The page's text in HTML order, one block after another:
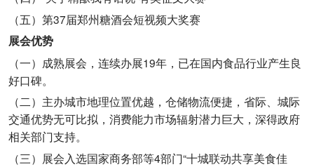
（五）第37届郑州糖酒会短视频大奖赛
展会优势
（一）成熟展会，连续办展19年，已在国内食品行业产生良
好口碑。
（二）主办城市地理位置优越，仓储物流便捷，省际、城际
交通优势无可比拟，消费能力市场辐射潜力巨大，深得政府
相关部门支持。
（三）展会入选国家商务部等4部门“十城联动共享美食佳